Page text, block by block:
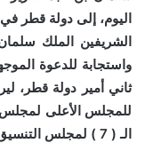
اليوم، إلى دولة قطر
الشريفين الملك
واستجابة للدعوة
للمجلس الأعلى لمجلس
الـ ( 7 ) لمجلس التنسيق السعودي القطري.